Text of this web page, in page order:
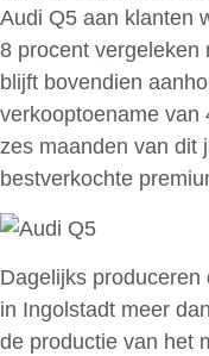
Audi Q5 aan klanten
8 procent vergeleken
blijft bovendien
verkooptoename van
zes maanden van dit
bestverkochte
Dagelijks
in Ingolstadt meer
de productie van het